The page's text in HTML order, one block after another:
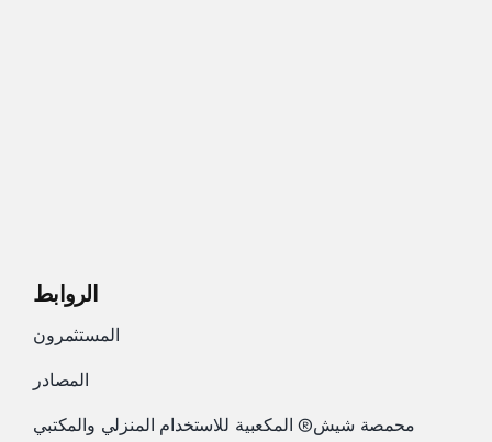
الروابط
المستثمرون
المصادر
محمصة شيش® المكعبية للاستخدام المنزلي والمكتبي